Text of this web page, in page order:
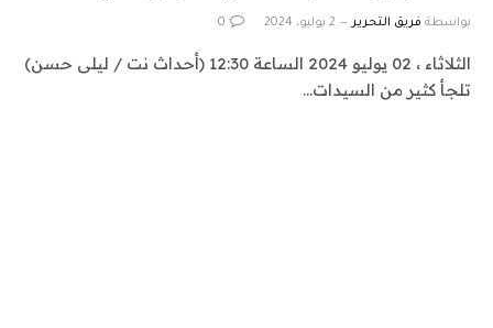
بواسطة فريق التحرير 2 يوليو، 2024 0
الثلاثاء ، 02 يوليو 2024 الساعة 12:30 (أحداث نت / ليلى حسن)
تلجأ كثير من السيدات…